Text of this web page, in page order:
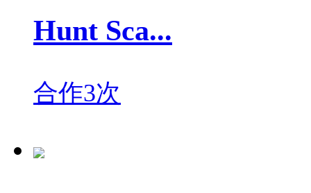
Hunt Sca...
合作3次